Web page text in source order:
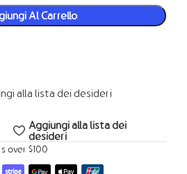
Al Carrello
alla lista dei desideri
Aggiungi alla lista dei
desideri
over $100